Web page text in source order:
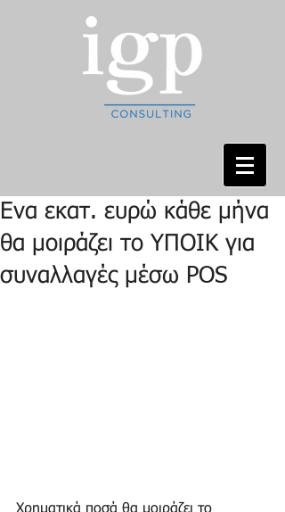
Ενα εκατ. ευρώ κάθε μήνα
θα μοιράζει το ΥΠΟΙΚ για
συναλλαγές μέσω POS